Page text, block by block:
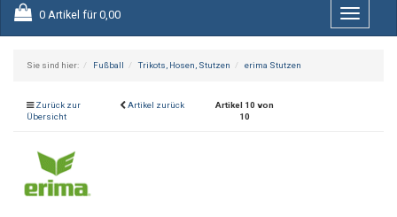
0 Artikel für 0,00
Toggle
Sie sind hier: Fußball Trikots, Hosen, Stutzen erima Stutzen
Zurück zur
Übersicht
Artikel zurück
Artikel 10 von
10